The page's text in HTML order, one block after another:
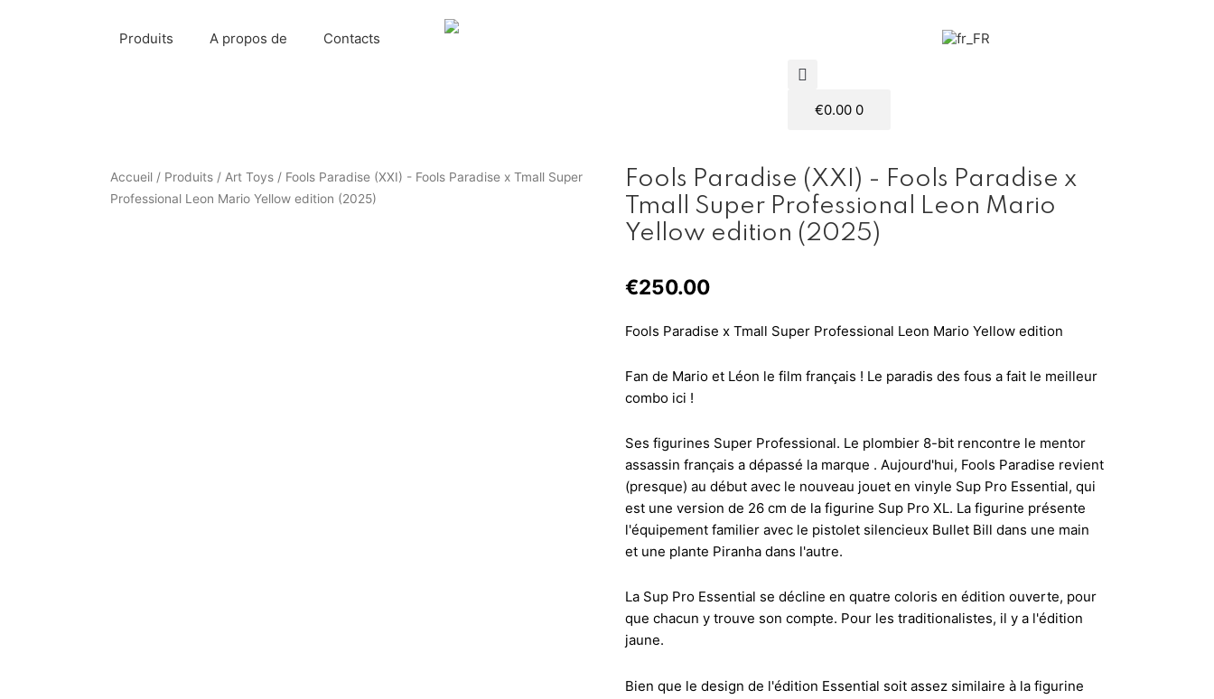
Produits A propos de Contacts
€0.00 0
Accueil / Produits / Art Toys / Fools Paradise (XXI) - Fools Paradise x Tmall Super
Professional Leon Mario Yellow edition (2025)
Fools Paradise (XXI) - Fools Paradise x
Tmall Super Professional Leon Mario
Yellow edition (2025)
€250.00
Fools Paradise x Tmall Super Professional Leon Mario Yellow edition
Fan de Mario et Léon le film français ! Le paradis des fous a fait le meilleur
combo ici !
Ses figurines Super Professional. Le plombier 8-bit rencontre le mentor
assassin français a dépassé la marque . Aujourd'hui, Fools Paradise revient
(presque) au début avec le nouveau jouet en vinyle Sup Pro Essential, qui
est une version de 26 cm de la figurine Sup Pro XL. La figurine présente
l'équipement familier avec le pistolet silencieux Bullet Bill dans une main
et une plante Piranha dans l'autre.
La Sup Pro Essential se décline en quatre coloris en édition ouverte, pour
que chacun y trouve son compte. Pour les traditionalistes, il y a l'édition
jaune.
Bien que le design de l'édition Essential soit assez similaire à la figurine